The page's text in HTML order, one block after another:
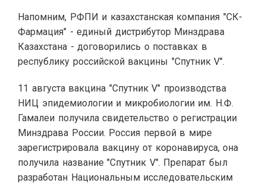
Напомним, РФПИ и казахстанская компания "СК-
Фармация" - единый дистрибутор Минздрава
Казахстана - договорились о поставках в
республику российской вакцины "Спутник V".
11 августа вакцина "Спутник V" производства
НИЦ эпидемиологии и микробиологии им. Н.Ф.
Гамалеи получила свидетельство о регистрации
Минздрава России. Россия первой в мире
зарегистрировала вакцину от коронавируса, она
получила название "Спутник V". Препарат был
разработан Национальным исследовательским